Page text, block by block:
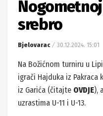
srebro
Bjelovarac 30.12.2024. 15:01
Na Božićnom turniru u
igrači Hajduka iz
iz Garića (čitajte OVDJE),
uzrastima U-11 i U-13.